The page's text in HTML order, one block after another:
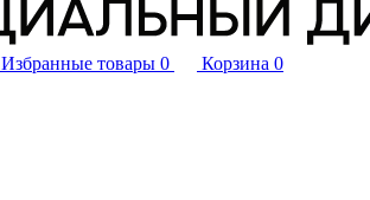
Избранные товары 0 Корзина 0